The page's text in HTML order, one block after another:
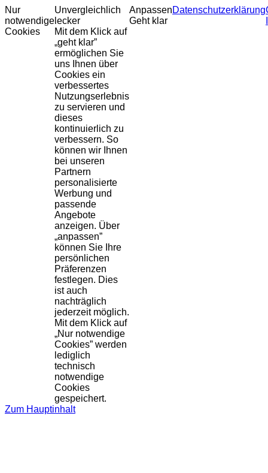
Nur
notwendige
Cookies
Unvergleichlich
lecker
Mit dem Klick auf
„geht klar”
ermöglichen Sie
uns Ihnen über
Cookies ein
verbessertes
Nutzungserlebnis
zu servieren und
dieses
kontinuierlich zu
verbessern. So
können wir Ihnen
bei unseren
Partnern
personalisierte
Werbung und
passende
Angebote
anzeigen. Über
„anpassen”
können Sie Ihre
persönlichen
Präferenzen
festlegen. Dies
ist auch
nachträglich
jederzeit möglich.
Mit dem Klick auf
„Nur notwendige
Cookies” werden
lediglich
technisch
notwendige
Cookies
gespeichert.
Anpassen
Geht klar
Datenschutzerklärung
Zum Hauptinhalt